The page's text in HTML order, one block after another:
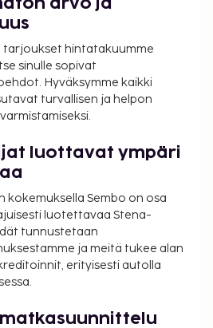
arvo ja
tarjoukset hintatakuumme
sinulle sopivat
Hyväksymme kaikki
turvallisen ja helpon
luottavat ympäri
kokemuksella Sembo on osa
luotettavaa Stena-
tunnustetaan
ja meitä tukee alan
erityisesti autolla
matkasuunnittelu